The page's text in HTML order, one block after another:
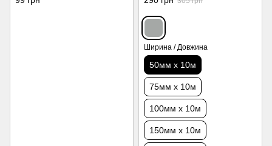
Ширина / Довжина
50мм х 10м
75мм х 10м
100мм х 10м
150мм х 10м